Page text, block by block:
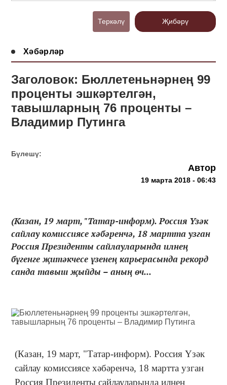
Теркәлү Җибәрү
Хәбәрләр
Заголовок: Бюллетеньнәрнең 99
проценты эшкәртелгән,
тавышларның 76 проценты –
Владимир Путинга
Бүлешү:
Автор
19 марта 2018 - 06:43
(Казан, 19 март, "Татар-информ). Россия Үзәк
сайлау комиссиясе хәбәренчә, 18 мартта узган
Россия Президенты сайлауларында илнең
бүгенге җитәкчесе үзенең карьерасында рекорд
санда тавыш җыйды – аның өч...
(Казан, 19 март, "Татар-информ). Россия Үзәк
сайлау комиссиясе хәбәренчә, 18 мартта узган
Россия Президенты сайлауларында илнең